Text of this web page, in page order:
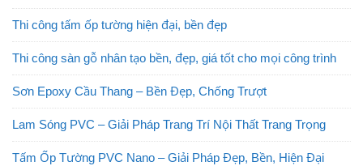
Thi công tấm ốp tường hiện đại, bền đẹp
Thi công sàn gỗ nhân tạo bền, đẹp, giá tốt cho mọi công trình
Sơn Epoxy Cầu Thang – Bền Đẹp, Chống Trượt
Lam Sóng PVC – Giải Pháp Trang Trí Nội Thất Trang Trọng
Tấm Ốp Tường PVC Nano – Giải Pháp Đẹp, Bền, Hiện Đại